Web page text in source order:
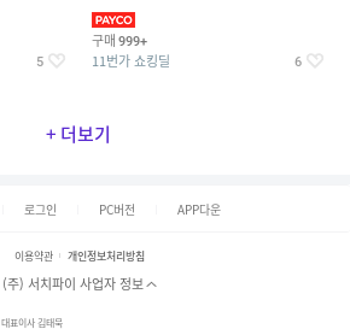
5
구매 999+
11번가 쇼킹딜 6
+ 더보기
로그인 PC버전 APP다운
이용약관 개인정보처리방침
(주) 서치파이 사업자 정보
표이사 김태묵